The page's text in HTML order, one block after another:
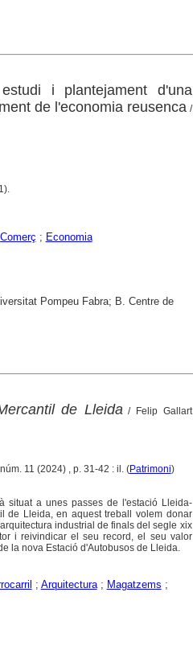
i plantejament d'una
de l'economia reusenca /
Comerç ; Economia
Pompeu Fabra; B. Centre de
de Lleida/ Felip Gallart
11 (2024) , p. 31-42 : il. (Patrimoni)
situat a unes passes de l'estació Lleida-
de Lleida, en aquest treball volem donar
industrial de finals del segle xix
i reivindicar el seu record, el seu valor
la nova Estació d'Autobusos de Lleida.
; Arquitectura; Magatzems ;